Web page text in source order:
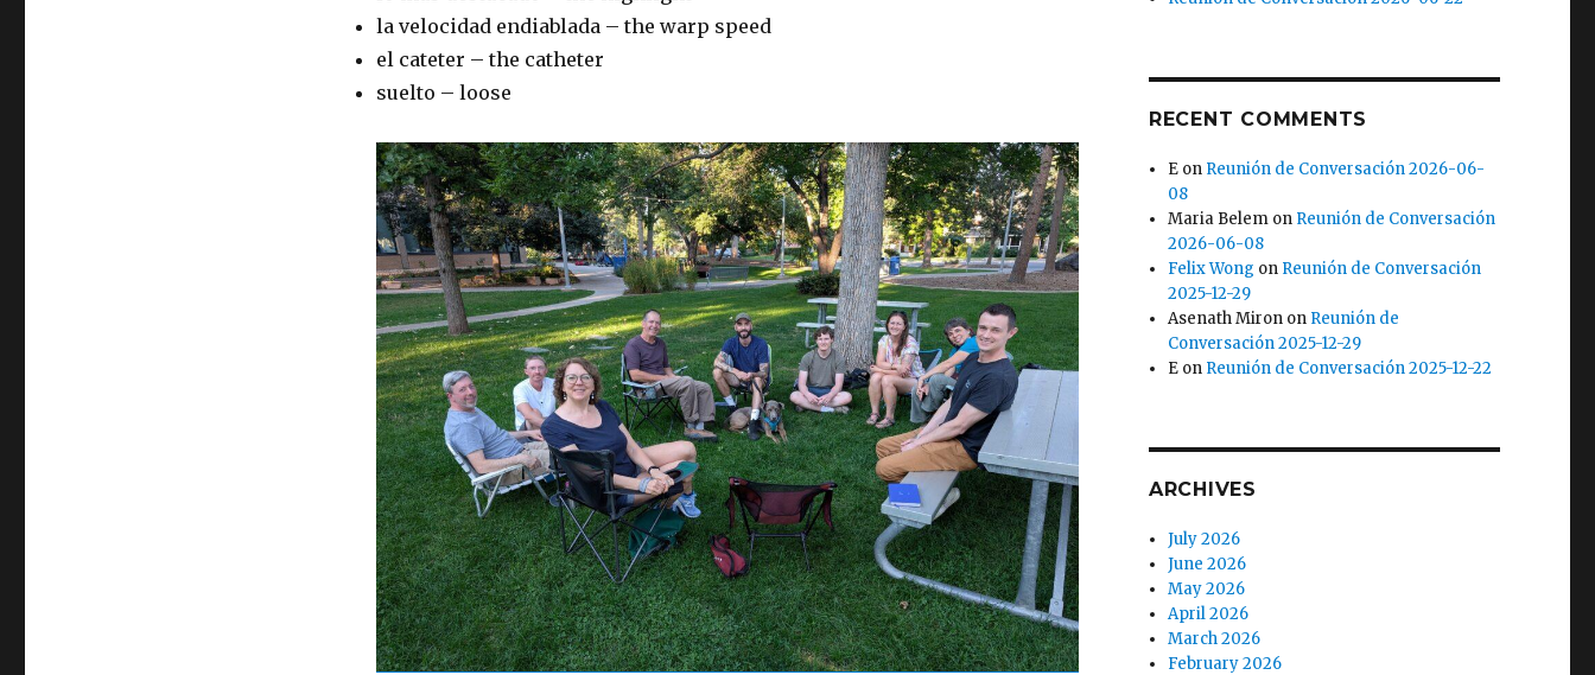
la velocidad endiablada – the warp speed
el cateter – the catheter
suelto – loose
RECENT COMMENTS
E on Reunión de Conversación 2026-06-
08
Maria Belem on Reunión de Conversación
2026-06-08
Felix Wong on Reunión de Conversación
2025-12-29
Asenath Miron on Reunión de
Conversación 2025-12-29
E on Reunión de Conversación 2025-12-22
ARCHIVES
July 2026
June 2026
May 2026
April 2026
March 2026
February 2026